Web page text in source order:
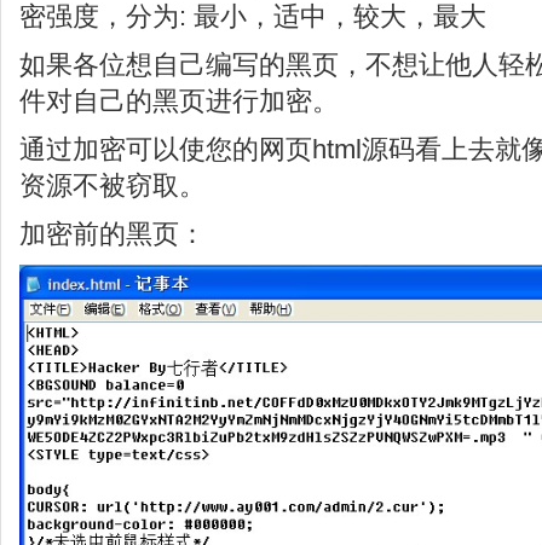
密强度，分为: 最小，适中，较大，最大
如果各位想自己编写的黑页，不想让他人轻
件对自己的黑页进行加密。
通过加密可以使您的网页html源码看上去就
资源不被窃取。
加密前的黑页：